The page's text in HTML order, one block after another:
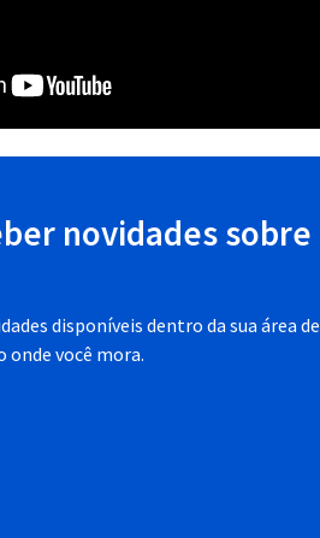
novidades sobre
disponíveis dentro da sua área de
onde você mora.